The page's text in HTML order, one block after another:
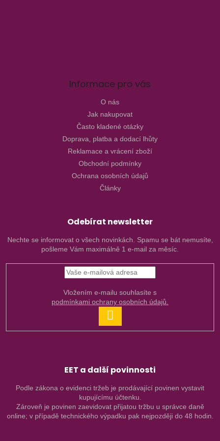
Informace pro vás
O nás
Jak nakupovat
Často kladené otázky
Doprava, platba a dodací lhůty
Reklamace a vrácení zboží
Obchodní podmínky
Ochrana osobních údajů
Články
Odebírat newsletter
Nechte se informovat o všech novinkách. Spamu se bát nemusíte,
pošleme Vám maximálně 1 e-mail za měsíc.
podmínkami ochrany osobních údajů.
SE
EET a další povinnosti
Podle zákona o evidenci tržeb je prodávající povinen vystavit
kupujícímu účtenku.
Zároveň je povinen zaevidovat přijatou tržbu u správce daně
online; v případě technického výpadku pak nejpozději do 48 hodin.